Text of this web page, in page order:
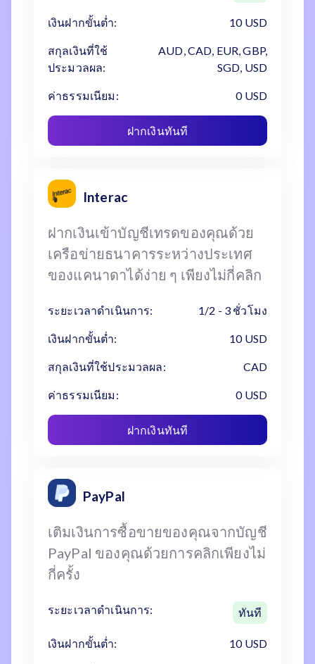
เงินฝากขั้นต่ำ: 10 USD
สกุลเงินที่ใช้
ประมวลผล:
AUD, CAD, EUR, GBP,
SGD, USD
ค่าธรรมเนียม: 0 USD
ฝากเงินทันที
Interac
ฝากเงินเข้าบัญชีเทรดของคุณด้วย
เครือข่ายธนาคารระหว่างประเทศ
ของแคนาดาได้ง่าย ๆ เพียงไม่กี่คลิก
ระยะเวลาดำเนินการ: 1/2 - 3 ชั่วโมง
เงินฝากขั้นต่ำ: 10 USD
สกุลเงินที่ใช้ประมวลผล: CAD
ค่าธรรมเนียม: 0 USD
ฝากเงินทันที
PayPal
เติมเงินการซื้อขายของคุณจากบัญชี
PayPal ของคุณด้วยการคลิกเพียงไม่
กี่ครั้ง
ระยะเวลาดำเนินการ: ทันที
เงินฝากขั้นต่ำ: 10 USD